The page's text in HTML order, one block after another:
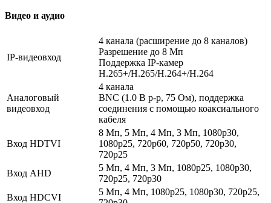
Видео и аудио
IP-видеовход
4 канала (расширение до 8 каналов)
Разрешение до 8 Mп
Поддержка IP-камер
H.265+/H.265/H.264+/H.264
Аналоговый
видеовход
4 канала
BNC (1.0 В p-p, 75 Ом), поддержка
соединения с помощью коаксиального
кабеля
Вход HDTVI
8 Мп, 5 Мп, 4 Мп, 3 Мп, 1080p30,
1080p25, 720p60, 720p50, 720p30,
720p25
Вход AHD
5 Мп, 4 Мп, 3 Мп, 1080p25, 1080p30,
720p25, 720p30
Вход HDCVI
5 Мп, 4 Мп, 1080p25, 1080p30, 720p25,